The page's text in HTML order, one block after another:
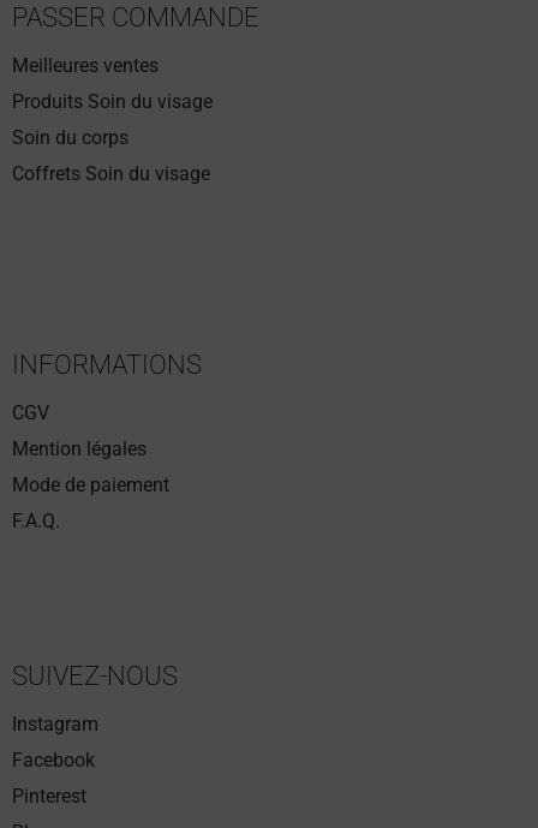
PASSER COMMANDE
Meilleures ventes
Produits Soin du visage
Soin du corps
Coffrets Soin du visage
INFORMATIONS
CGV
Mention légales
Mode de paiement
F.A.Q.
SUIVEZ-NOUS
Instagram
Facebook
Pinterest